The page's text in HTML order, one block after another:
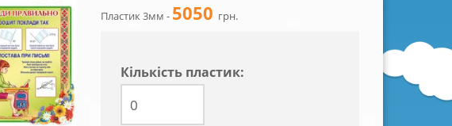
Пластик 3мм - 5050 грн.
Кiлькiсть пластик: